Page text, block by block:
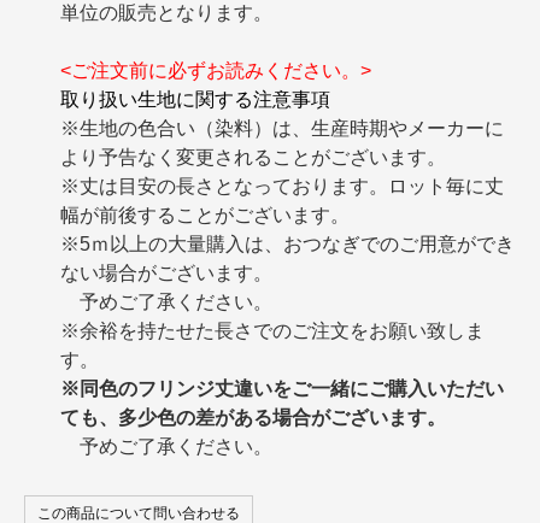
単位の販売となります。
<ご注文前に必ずお読みください。>
取り扱い生地に関する注意事項
※生地の色合い（染料）は、生産時期やメーカーに
より予告なく変更されることがございます。
※丈は目安の長さとなっております。ロット毎に丈
幅が前後することがございます。
※5ｍ以上の大量購入は、おつなぎでのご用意ができ
ない場合がございます。
予めご了承ください。
※余裕を持たせた長さでのご注文をお願い致しま
す。
※同色のフリンジ丈違いをご一緒にご購入いただい
ても、多少色の差がある場合がございます。
予めご了承ください。
この商品について問い合わせる